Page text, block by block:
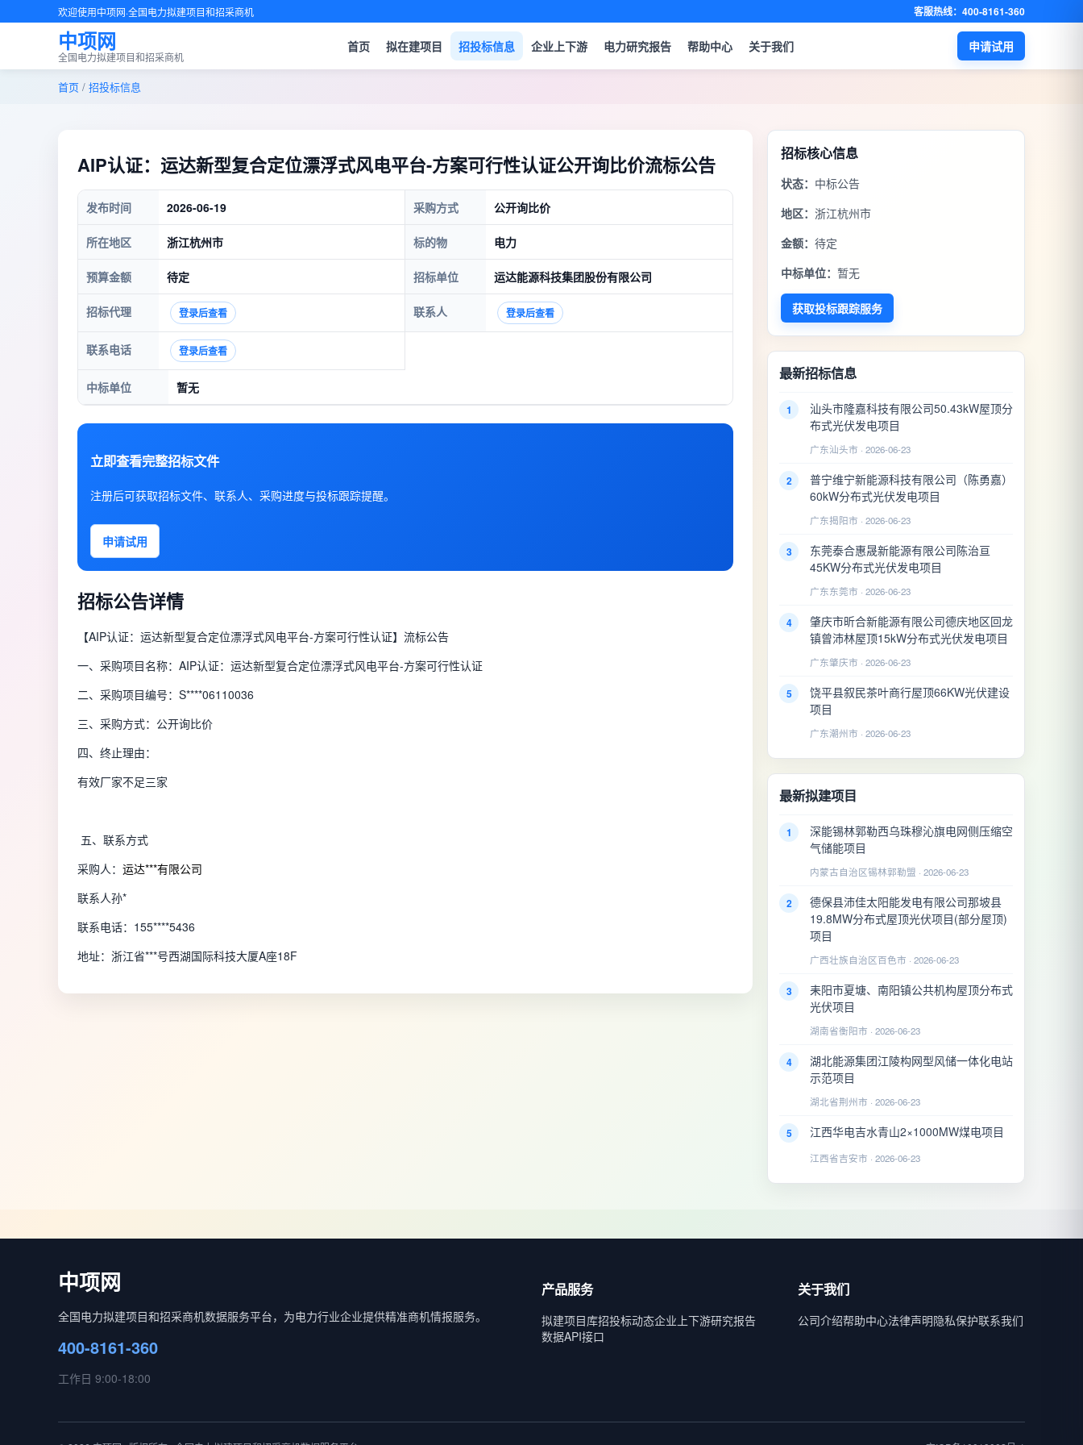
欢迎使用中项网·全国电力拟建项目和招采商机 客服热线：400-8161-360
中项网
全国电力拟建项目和招采商机
首页 拟在建项目 招投标信息 企业上下游 电力研究报告 帮助中心 关于我们 申请试用
首页 / 招投标信息
AIP认证：运达新型复合定位漂浮式风电平台-方案可行性认证公开询比价流标公告
发布时间 2026-06-19 采购方式 公开询比价
所在地区 浙江杭州市 标的物 电力
预算金额 待定 招标单位 运达能源科技集团股份有限公司
招标代理 登录后查看 联系人 登录后查看
联系电话 登录后查看
中标单位 暂无
立即查看完整招标文件
注册后可获取招标文件、联系人、采购进度与投标跟踪提醒。
申请试用
招标公告详情
【AIP认证：运达新型复合定位漂浮式风电平台-方案可行性认证】流标公告
一、采购项目名称：AIP认证：运达新型复合定位漂浮式风电平台-方案可行性认证
二、采购项目编号：S****06110036
三、采购方式：公开询比价
四、终止理由：
有效厂家不足三家
五、联系方式
采购人： 运达***有限公司
联系人孙*
联系电话：155****5436
地址：浙江省***号西湖国际科技大厦A座18F
招标核心信息
状态： 中标公告
地区： 浙江杭州市
金额： 待定
中标单位： 暂无
获取投标跟踪服务
最新招标信息
1
汕头市隆嘉科技有限公司50.43kW屋顶分
布式光伏发电项目
广东汕头市 · 2026-06-23
2
普宁维宁新能源科技有限公司（陈勇嘉）
60kW分布式光伏发电项目
广东揭阳市 · 2026-06-23
3
东莞泰合惠晟新能源有限公司陈治亘
45KW分布式光伏发电项目
广东东莞市 · 2026-06-23
4
肇庆市昕合新能源有限公司德庆地区回龙
镇曾沛林屋顶15kW分布式光伏发电项目
广东肇庆市 · 2026-06-23
5
饶平县叙民茶叶商行屋顶66KW光伏建设
项目
广东潮州市 · 2026-06-23
最新拟建项目
1
深能锡林郭勒西乌珠穆沁旗电网侧压缩空
气储能项目
内蒙古自治区锡林郭勒盟 · 2026-06-23
2
德保县沛佳太阳能发电有限公司那坡县
19.8MW分布式屋顶光伏项目(部分屋顶)
项目
广西壮族自治区百色市 · 2026-06-23
3
耒阳市夏塘、南阳镇公共机构屋顶分布式
光伏项目
湖南省衡阳市 · 2026-06-23
4
湖北能源集团江陵构网型风储一体化电站
示范项目
湖北省荆州市 · 2026-06-23
5 江西华电吉水青山2×1000MW煤电项目
江西省吉安市 · 2026-06-23
中项网
全国电力拟建项目和招采商机数据服务平台，为电力行业企业提供精准商机情报服务。
400-8161-360
工作日 9:00-18:00
产品服务
拟建项目库招投标动态企业上下游研究报告
数据API接口
关于我们
公司介绍帮助中心法律声明隐私保护联系我们